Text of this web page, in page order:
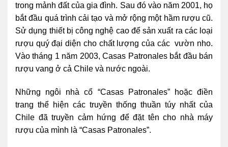
trong mảnh đất của gia đình. Sau đó vào năm 2001, họ
bắt đầu quá trình cải tạo và mở rộng một hầm rượu cũ.
Sử dụng thiết bị công nghệ cao để sản xuất ra các loại
rượu quý đại diện cho chất lượng của các vườn nho.
Vào tháng 1 năm 2003, Casas Patronales bắt đầu bán
rượu vang ở cả Chile và nước ngoài.
Những ngôi nhà cổ “Casas Patronales” hoặc điền
trang thể hiện các truyền thống thuần túy nhất của
Chile đã truyền cảm hứng để đặt tên cho nhà máy
rượu của mình là “Casas Patronales”.